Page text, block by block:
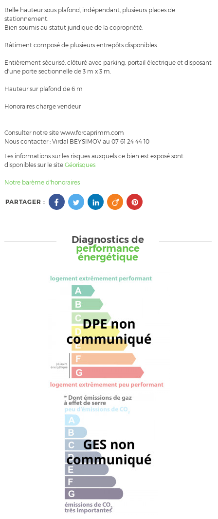
Belle hauteur sous plafond, indépendant, plusieurs places de
stationnement.
Bien soumis au statut juridique de la copropriété.
Bâtiment composé de plusieurs entrepôts disponibles.
Entièrement sécurisé, clôturé avec parking, portail électrique et disposant
d'une porte sectionnelle de 3 m x 3 m.
Hauteur sur plafond de 6 m
Honoraires charge vendeur
Consulter notre site www.forcaprimm.com
Nous contacter : Virdal BEYSIMOV au 07 61 24 44 10
Les informations sur les risques auxquels ce bien est exposé sont
disponibles sur le site Géorisques
Notre barème d'honoraires
PARTAGER :
Diagnostics de
performance
énergétique